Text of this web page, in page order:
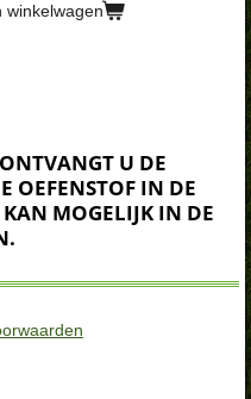
winkelwagen
U DE
OEFENSTOF IN DE
MOGELIJK IN DE